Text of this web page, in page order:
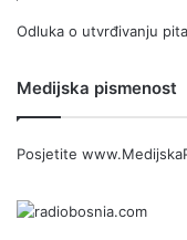
Odluka o utvrđivanju
Medijska pismenost
Posjetite